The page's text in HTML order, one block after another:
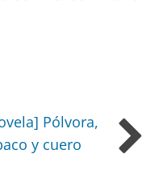
Pólvora,
y cuero